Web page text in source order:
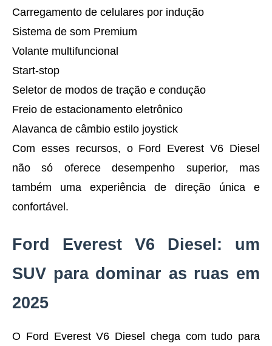
Carregamento de celulares por indução
Sistema de som Premium
Volante multifuncional
Start-stop
Seletor de modos de tração e condução
Freio de estacionamento eletrônico
Alavanca de câmbio estilo joystick
Com esses recursos, o Ford Everest V6 Diesel
não só oferece desempenho superior, mas
também uma experiência de direção única e
confortável.
Ford Everest V6 Diesel: um
SUV para dominar as ruas em
2025
O Ford Everest V6 Diesel chega com tudo para